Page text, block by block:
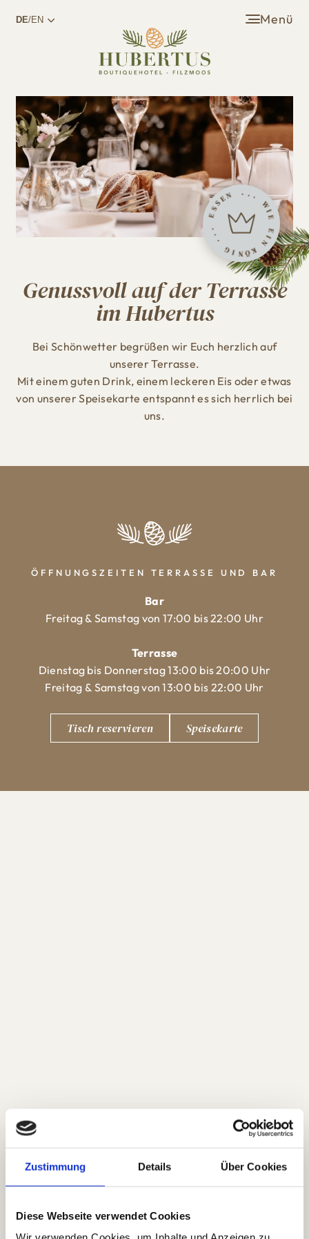
Zustimmung Details Über Cookies
Diese Webseite verwendet Cookies
DE/EN Menü
E
S
SEN .
W
I
E
E
I
N
K
Ö
N
I
G
Genussvoll auf der Terrasse
im Hubertus
Bei Schönwetter begrüßen wir Euch herzlich auf
unserer Terrasse.
Mit einem guten Drink, einem leckeren Eis oder etwas
von unserer Speisekarte entspannt es sich herrlich bei
uns.
ÖFFNUNGSZEITEN TERRASSE UND BAR
Bar
Freitag & Samstag von 17:00 bis 22:00 Uhr
Terrasse
Dienstag bis Donnerstag 13:00 bis 20:00 Uhr
Freitag & Samstag von 13:00 bis 22:00 Uhr
Tisch reservieren Speisekarte
Unsere Hotelbar